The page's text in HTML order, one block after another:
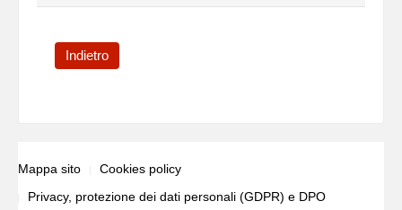
Indietro
Mappa sito
Cookies policy
Privacy, protezione dei dati personali (GDPR) e DPO